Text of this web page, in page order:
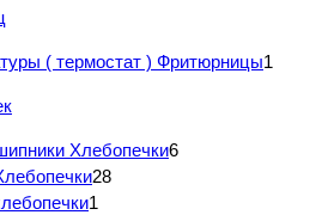
( термостат ) Фритюрницы1
Хлебопечки6
28
1